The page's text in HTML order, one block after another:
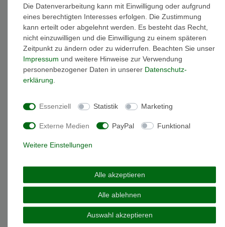
* inkl. ges. MwSt. zzgl.Versandkosten
Beschreibung
EU-Responsible Person
Artikelnummer: JJDER01131.3
Die Datenverarbeitung kann mit Einwilligung oder aufgrund
eines berechtigten Interesses erfolgen. Die Zustimmung
kann erteilt oder abgelehnt werden. Es besteht das Recht,
nicht einzuwilligen und die Einwilligung zu einem späteren
Zeitpunkt zu ändern oder zu widerrufen. Beachten Sie unser
Impressum und weitere Hinweise zur Verwendung
personenbezogener Daten in unserer Daten­schutz­
erklärung
Essenziell Statistik Marketing
Externe Medien PayPal Funktional
Weitere Einstellungen
Alle akzeptieren
Alle ablehnen
Auswahl akzeptieren